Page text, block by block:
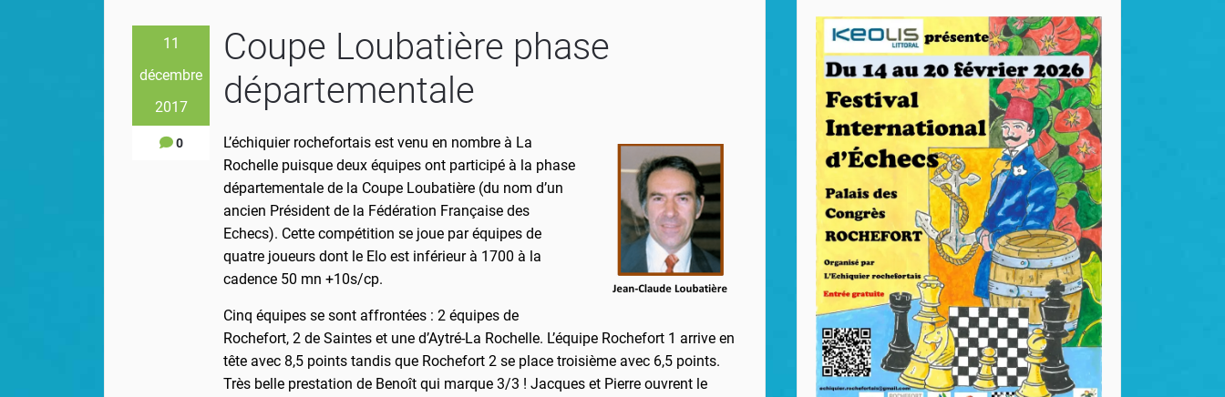
11
décembre
2017
0
Coupe Loubatière phase
départementale
L’échiquier rochefortais est venu en nombre à La
Rochelle puisque deux équipes ont participé à la phase
départementale de la Coupe Loubatière (du nom d’un
ancien Président de la Fédération Française des
Echecs). Cette compétition se joue par équipes de
quatre joueurs dont le Elo est inférieur à 1700 à la
cadence 50 mn +10s/cp.
Cinq équipes se sont affrontées : 2 équipes de
Rochefort, 2 de Saintes et une d’Aytré-La Rochelle. L’équipe Rochefort 1 arrive en
tête avec 8,5 points tandis que Rochefort 2 se place troisième avec 6,5 points.
Très belle prestation de Benoît qui marque 3/3 ! Jacques et Pierre ouvrent le